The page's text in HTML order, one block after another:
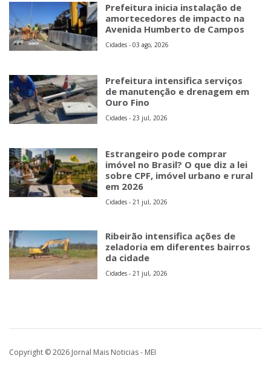
Prefeitura inicia instalação de
amortecedores de impacto na
Avenida Humberto de Campos
Cidades - 03 ago, 2026
Prefeitura intensifica serviços
de manutenção e drenagem em
Ouro Fino
Cidades - 23 jul, 2026
Estrangeiro pode comprar
imóvel no Brasil? O que diz a lei
sobre CPF, imóvel urbano e rural
em 2026
Cidades - 21 jul, 2026
Ribeirão intensifica ações de
zeladoria em diferentes bairros
da cidade
Cidades - 21 jul, 2026
Copyright © 2026 Jornal Mais Noticias - MEI